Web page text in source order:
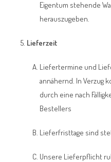
Eigentum stehende
herauszugeben.
Lieferzeit
Liefertermine und
annähernd. In Verzug
durch eine nach
Bestellers
Lieferfristtage sind
Unsere Lieferpflicht